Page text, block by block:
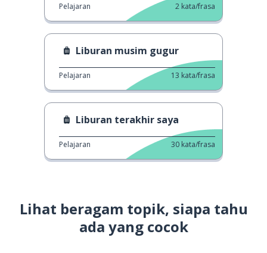
Pelajaran 2 kata/frasa
Liburan musim gugur
Pelajaran 13 kata/frasa
Liburan terakhir saya
Pelajaran 30 kata/frasa
Lihat beragam topik, siapa tahu
ada yang cocok